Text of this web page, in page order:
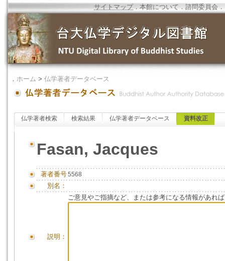
サイトマップ．本館について ．諮問委員会 ．
． ホーム > 仏学著者データベース
仏学著者検索 検索結果 仏学著者データベース 資料改正
Fasan, Jacques
著者番号5568
別名：
説明：
ご意見やご指摘など、または参考になる情報があれ